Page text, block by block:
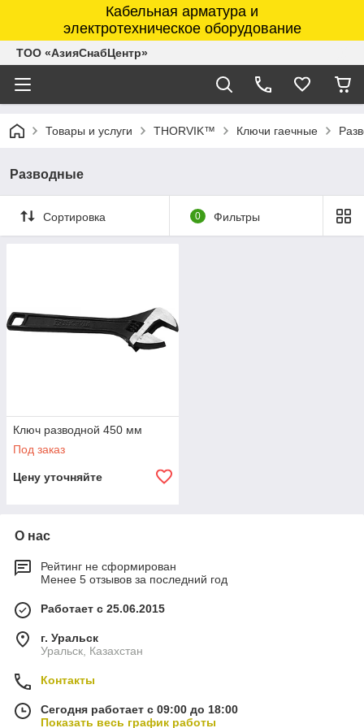
Кабельная арматура и
электротехническое оборудование
ТОО «АзияСнабЦентр»
Товары и услуги THORVIK™ Ключи гаечные
Разводные
Сортировка 0 Фильтры
Ключ разводной 450 мм
Под заказ
Цену уточняйте
О нас
Рейтинг не сформирован
Менее 5 отзывов за последний год
Работает с 25.06.2015
г. Уральск
Уральск, Казахстан
Контакты
Сегодня работает с 09:00 до 18:00
Показать весь график работы